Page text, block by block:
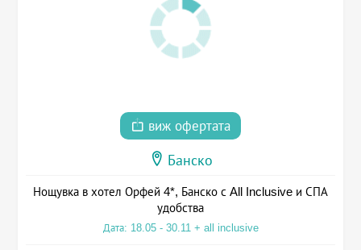
виж офертата
Банско
Нощувка в хотел Орфей 4*, Банско с All Inclusive и СПА
удобства
Дата: 18.05 - 30.11 + all inclusive